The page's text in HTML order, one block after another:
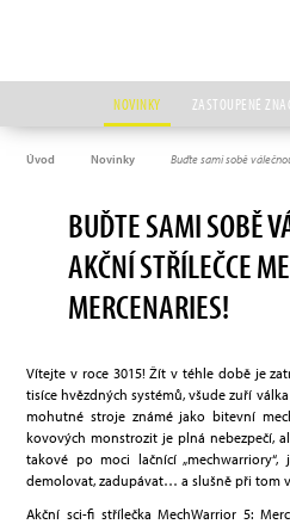
NOVINKY ZASTOUPENÉ
Úvod Novinky Buďte sami sobě
BUĎTE SAMI SOBĚ
AKČNÍ STŘÍLEČCE
MERCENARIES!
Vítejte v roce 3015! Žít v téhle době je
tisíce hvězdných systémů, všude zuří
mohutné stroje známé jako bitevní
kovových monstrozit je plná nebezpečí,
takové po moci lačnící
demolovat, zadupávat… a slušně při tom
Akční sci-fi střílečka MechWarrior 5: